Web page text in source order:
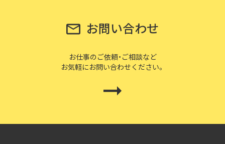
お問い合わせ
お仕事のご依頼・ご相談など
お気軽にお問い合わせください。